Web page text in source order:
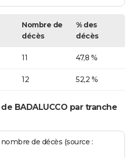
Nombre de
décès
% des
décès
11 47,8 %
12 52,2 %
BADALUCCO par tranche
de décès (source :